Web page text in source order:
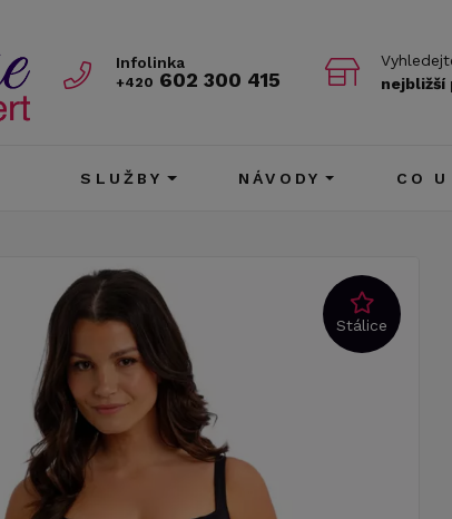
Infolinka
+420 602 300 415
nejbližší
SLUŽBY NÁVODY CO
Stálice